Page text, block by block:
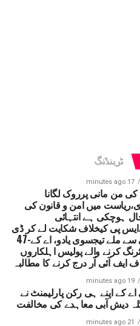
ٹرینڈنگ
17 minutes ago
من مانی پرروک لگانا
میں امن و قانون کی
ہوچکی ہے انتہائی
پی کیخلاف شکایت لے کر ڈی
جی پی سے ملے تیجسوی یادو، اے کے-47
کرنے والے پولیس اہلکاروں
ایف آئی آر درج کرنے کا مطالبہ
19 minutes ago
اے کے اپنے ہی رکن پارلیمنٹ نے
دیش آبی معاہدے کی مخالفت
21 minutes ago